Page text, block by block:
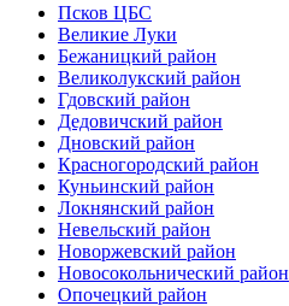
Псков ЦБС
Великие Луки
Бежаницкий район
Великолукский район
Гдовский район
Дедовичский район
Дновский район
Красногородский район
Куньинский район
Локнянский район
Невельский район
Новоржевский район
Новосокольнический район
Опочецкий район